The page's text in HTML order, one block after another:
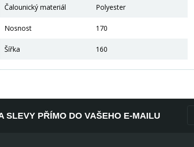
Čalounický materiál Polyester
Nosnost 170
Šířka 160
SLEVY PŘÍMO DO VAŠEHO E-MAILU